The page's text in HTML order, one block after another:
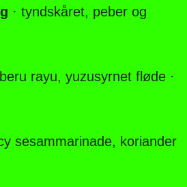
· tyndskåret, peber og
rayu, yuzusyrnet fløde ·
sesammarinade, koriander